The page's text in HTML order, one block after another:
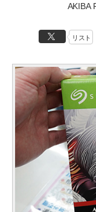
AKIBA
リスト